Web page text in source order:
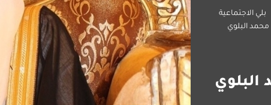
بلي الاجتماعية
البلوي